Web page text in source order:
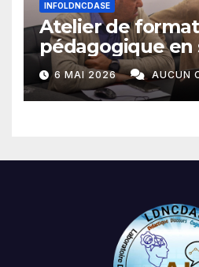
INFOLDNCDASE
Atelier de
pédagogique en
langage
6 MAI 2026 AUCUN